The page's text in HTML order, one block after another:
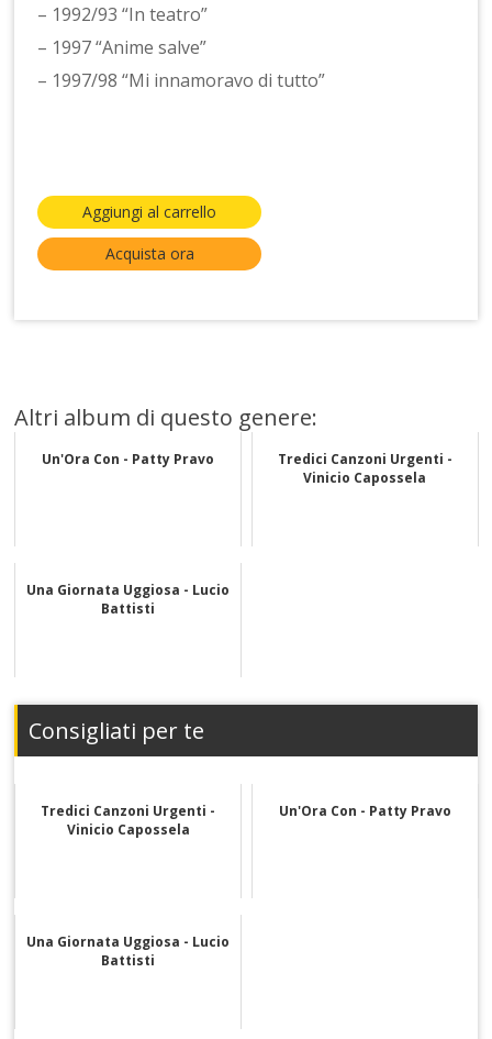
– 1992/93 “In teatro”
– 1997 “Anime salve”
– 1997/98 “Mi innamoravo di tutto”
Aggiungi al carrello
Acquista ora
Altri album di questo genere:
Un'Ora Con - Patty Pravo
Tredici Canzoni Urgenti -
Vinicio Capossela
Una Giornata Uggiosa - Lucio
Battisti
Consigliati per te
Tredici Canzoni Urgenti -
Vinicio Capossela
Un'Ora Con - Patty Pravo
Una Giornata Uggiosa - Lucio
Battisti